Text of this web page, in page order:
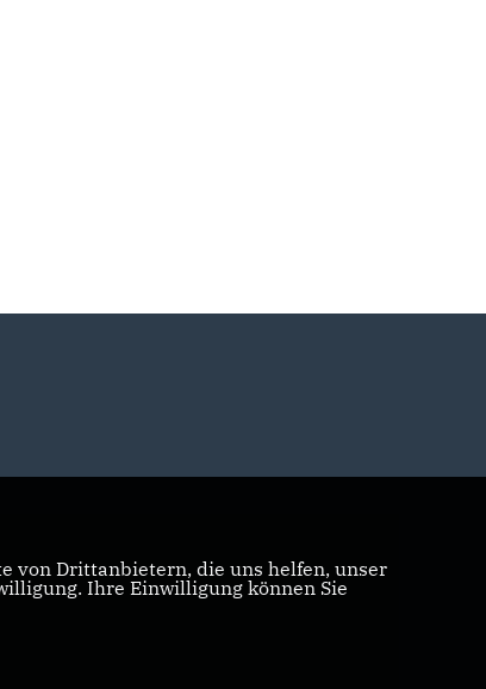
von Drittanbietern, die uns helfen, unser
Ihre Einwilligung können Sie